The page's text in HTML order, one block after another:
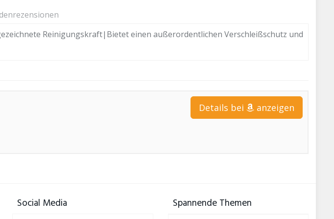
Reinigungskraft|Bietet einen außerordentlichen Verschleißschutz und
Details bei anzeigen
Social Media Spannende Themen